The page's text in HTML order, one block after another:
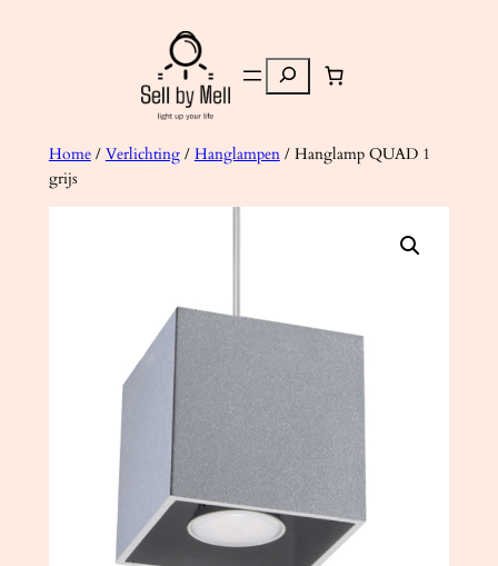
Zoeken
Home/ Verlichting/ Hanglampen/ Hanglamp QUAD 1
grijs